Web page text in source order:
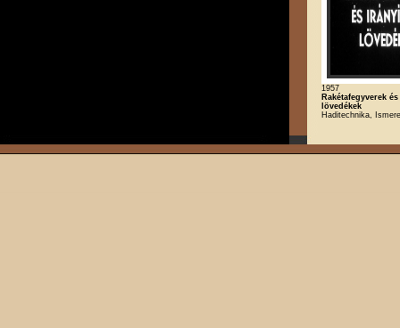
1957
Rakétafegyverek
lövedékek
Haditechnika,